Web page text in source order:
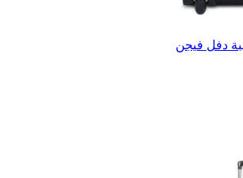
دفل فيجن